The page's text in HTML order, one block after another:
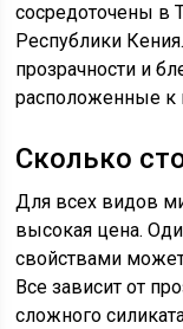
сосредоточены в
Республики
прозрачности и
расположенные к
Сколько
Для всех видов
высокая цена.
свойствами
Все зависит от
сложного